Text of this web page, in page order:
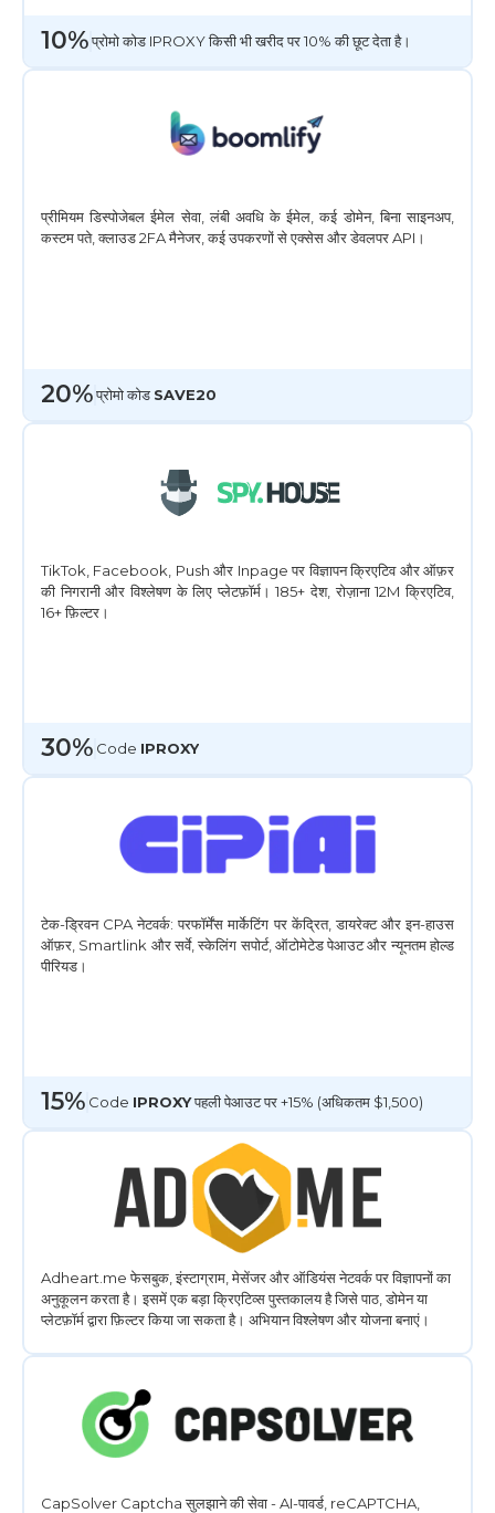
10%प्रोमो कोड IPROXY किसी भी खरीद पर 10% की छूट देता है।
प्रीमियम डिस्पोजेबल ईमेल सेवा, लंबी अवधि के ईमेल, कई डोमेन, बिना साइनअप,
कस्टम पते, क्लाउड 2FA मैनेजर, कई उपकरणों से एक्सेस और डेवलपर API।
20%प्रोमो कोड SAVE20
TikTok, Facebook, Push और Inpage पर विज्ञापन क्रिएटिव और ऑफ़र
की निगरानी और विश्लेषण के लिए प्लेटफ़ॉर्म। 185+ देश, रोज़ाना 12M क्रिएटिव,
16+ फ़िल्टर।
30% Сode IPROXY
टेक-ड्रिवन CPA नेटवर्क: परफॉर्मेंस मार्केटिंग पर केंद्रित, डायरेक्ट और इन-हाउस
ऑफ़र, Smartlink और सर्वे, स्केलिंग सपोर्ट, ऑटोमेटेड पेआउट और न्यूनतम होल्ड
पीरियड।
15% Code IPROXYपहली पेआउट पर +15% (अधिकतम $1,500)
Adheart.me फेसबुक, इंस्टाग्राम, मेसेंजर और ऑडियंस नेटवर्क पर विज्ञापनों का
अनुकूलन करता है। इसमें एक बड़ा क्रिएटिव्स पुस्तकालय है जिसे पाठ, डोमेन या
प्लेटफ़ॉर्म द्वारा फ़िल्टर किया जा सकता है। अभियान विश्लेषण और योजना बनाएं।
CapSolver Captcha सुलझाने की सेवा - AI-पावर्ड, reCAPTCHA,